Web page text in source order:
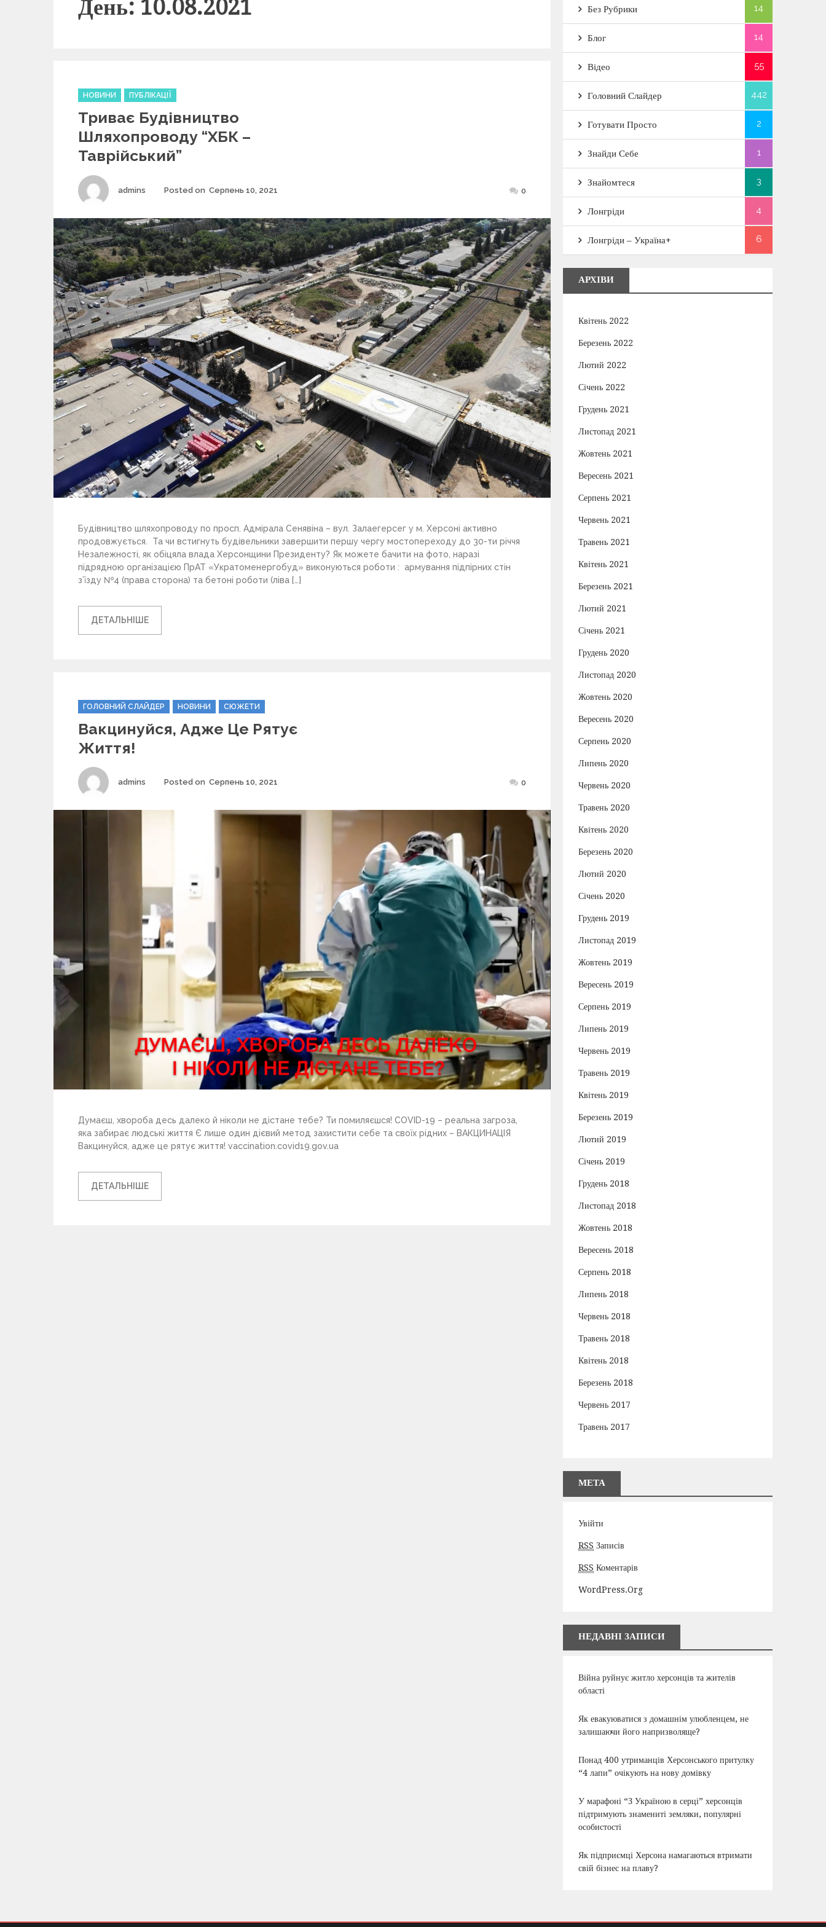
День: 10.08.2021
C
a
t
e
g
i
e
НОВИНИ ПУБЛІКАЦІЇ
Триває Будівництво
Шляхопроводу “ХБК –
Таврійський”
Author
admins Posted on Серпень 10, 2021 0
Будівництво шляхопроводу по просп. Адмірала Сенявіна – вул. Залаегерсег у м. Херсоні активно
продовжується. Та чи встигнуть будівельники завершити першу чергу мостопереходу до 30-ти річчя
Незалежності, як обіцяла влада Херсонщини Президенту? Як можете бачити на фото, наразі
підрядною організацією ПрАТ «Укратоменергобуд» виконуються роботи : армування підпірних стін
з’їзду №4 (права сторона) та бетоні роботи (ліва […]
ДЕТАЛЬНІШЕ
C
a
e
g
r
ГОЛОВНИЙ СЛАЙДЕР НОВИНИ СЮЖЕТИ
Вакцинуйся, Адже Це Рятує
Життя!
Author
admins Posted on Серпень 10, 2021 0
Думаєш, хвороба десь далеко й ніколи не дістане тебе? Ти помиляєшся! COVID-19 – реальна загроза,
яка забирає людські життя Є лише один дієвий метод захистити себе та своїх рідних – ВАКЦИНАЦІЯ
Вакцинуйся, адже це рятує життя! vaccination.covid19.gov.ua
ДЕТАЛЬНІШЕ
Без Рубрики 14
Блог 14
Відео 55
Головний Слайдер 442
Готувати Просто 2
Знайди Себе 1
Знайомтеся 3
Лонгріди 4
Лонгріди – Україна+ 6
АРХІВИ
Квітень 2022
Березень 2022
Лютий 2022
Січень 2022
Грудень 2021
Листопад 2021
Жовтень 2021
Вересень 2021
Серпень 2021
Червень 2021
Травень 2021
Квітень 2021
Березень 2021
Лютий 2021
Січень 2021
Грудень 2020
Листопад 2020
Жовтень 2020
Вересень 2020
Серпень 2020
Липень 2020
Червень 2020
Травень 2020
Квітень 2020
Березень 2020
Лютий 2020
Січень 2020
Грудень 2019
Листопад 2019
Жовтень 2019
Вересень 2019
Серпень 2019
Липень 2019
Червень 2019
Травень 2019
Квітень 2019
Березень 2019
Лютий 2019
Січень 2019
Грудень 2018
Листопад 2018
Жовтень 2018
Вересень 2018
Серпень 2018
Липень 2018
Червень 2018
Травень 2018
Квітень 2018
Березень 2018
Червень 2017
Травень 2017
МЕТА
Увійти
RSS Записів
RSS Коментарів
WordPress.org
НЕДАВНІ ЗАПИСИ
Війна руйнує житло херсонців та жителів
області
Як евакуюватися з домашнім улюбленцем, не
залишаючи його напризволяще?
Понад 400 утриманців Херсонського притулку
“4 лапи” очікують на нову домівку
У марафоні “З Україною в серці” херсонців
підтримують знамениті земляки, популярні
особистості
Як підприємці Херсона намагаються втримати
свій бізнес на плаву?